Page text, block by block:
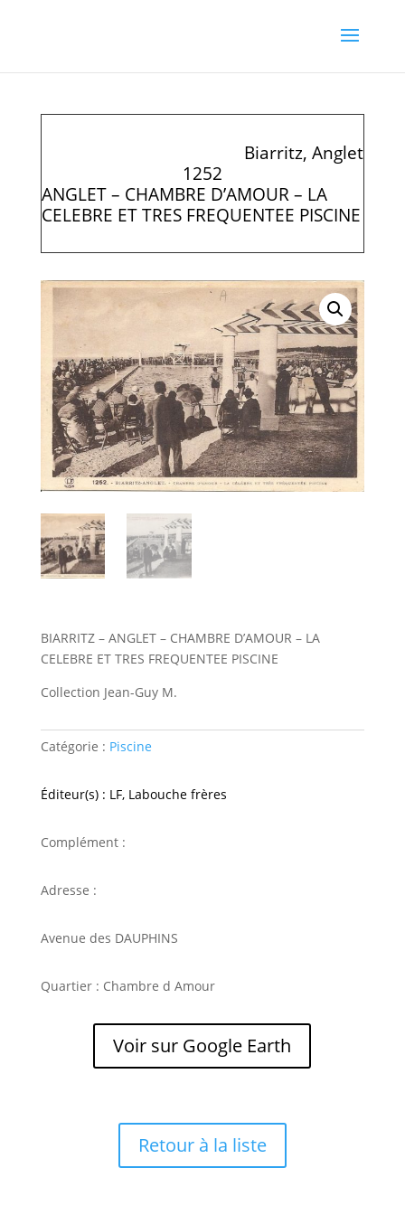
Biarritz, Anglet
1252
ANGLET – CHAMBRE D’AMOUR – LA
CELEBRE ET TRES FREQUENTEE PISCINE
BIARRITZ – ANGLET – CHAMBRE D’AMOUR – LA
CELEBRE ET TRES FREQUENTEE PISCINE
Collection Jean-Guy M.
Catégorie : Piscine
Éditeur(s) : LF, Labouche frères
Complément :
Adresse :
Avenue des DAUPHINS
Quartier : Chambre d Amour
Voir sur Google Earth
Retour à la liste